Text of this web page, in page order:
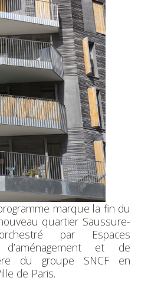
marque la fin du
quartier Saussure-
par Espaces
d’aménagement et de
du groupe SNCF en
de Paris.